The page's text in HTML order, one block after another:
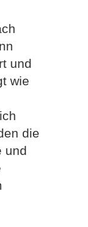
und
wie
die
und